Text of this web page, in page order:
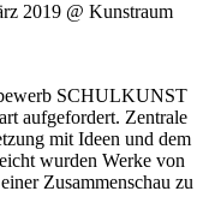
2019 @ Kunstraum
SCHULKUNST
aufgefordert. Zentrale
mit Ideen und dem
wurden Werke von
Zusammenschau zu